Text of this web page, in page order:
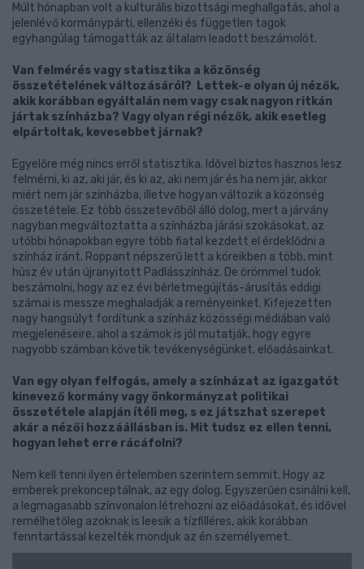
Múlt hónapban volt a kulturális bizottsági meghallgatás, ahol a
jelenlévő kormánypárti, ellenzéki és független tagok
egyhangúlag támogatták az általam leadott beszámolót.
Van felmérés vagy statisztika a közönség
összetételének változásáról? Lettek-e olyan új nézők,
akik korábban egyáltalán nem vagy csak nagyon ritkán
jártak színházba? Vagy olyan régi nézők, akik esetleg
elpártoltak, kevesebbet járnak?
Egyelőre még nincs erről statisztika. Idővel biztos hasznos lesz
felmérni, ki az, aki jár, és ki az, aki nem jár és ha nem jár, akkor
miért nem jár színházba, illetve hogyan változik a közönség
összetétele. Ez több összetevőből álló dolog, mert a járvány
nagyban megváltoztatta a színházba járási szokásokat, az
utóbbi hónapokban egyre több fiatal kezdett el érdeklődni a
színház iránt. Roppant népszerű lett a köreikben a több, mint
húsz év után újranyitott Padlásszínház. De örömmel tudok
beszámolni, hogy az ez évi bérletmegújítás-árusítás eddigi
számai is messze meghaladják a reményeinket. Kifejezetten
nagy hangsúlyt fordítunk a színház közösségi médiában való
megjelenéseire, ahol a számok is jól mutatják, hogy egyre
nagyobb számban követik tevékenységünket, előadásainkat.
Van egy olyan felfogás, amely a színházat az igazgatót
kinevező kormány vagy önkormányzat politikai
összetétele alapján ítéli meg, s ez játszhat szerepet
akár a nézői hozzáállásban is. Mit tudsz ez ellen tenni,
hogyan lehet erre rácáfolni?
Nem kell tenni ilyen értelemben szerintem semmit. Hogy az
emberek prekonceptálnak, az egy dolog. Egyszerűen csinálni kell,
a legmagasabb színvonalon létrehozni az előadásokat, és idővel
remélhetőleg azoknak is leesik a tízfilléres, akik korábban
fenntartással kezelték mondjuk az én személyemet.